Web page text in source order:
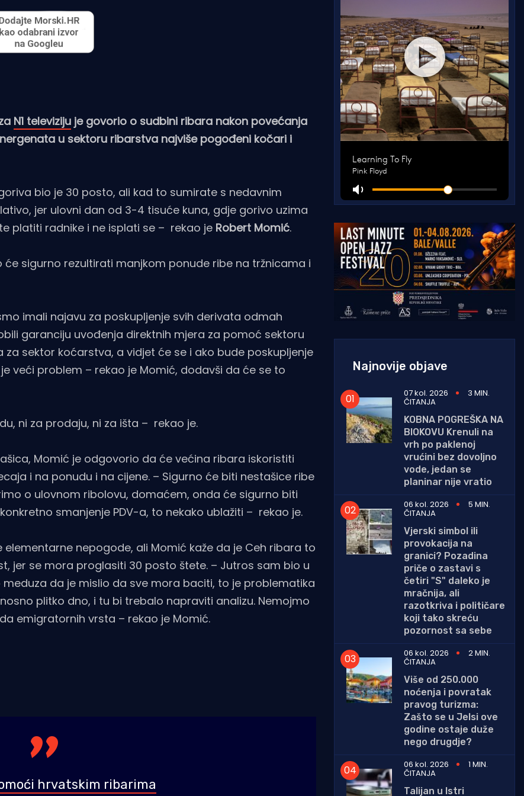
N1 televiziju je govorio o sudbini ribara nakon povećanja
u sektoru ribarstva najviše pogođeni kočari i
bio je 30 posto, ali kad to sumirate s nedavnim
jer ulovni dan od 3-4 tisuće kuna, gdje gorivo uzima
platiti radnike i ne isplati se – rekao je Robert Momić.
sigurno rezultirati manjkom ponude ribe na tržnicama i
imali najavu za poskupljenje svih derivata odmah
garanciju uvođenja direktnih mjera za pomoć sektoru
sektor koćarstva, a vidjet će se i ako bude poskupljenje
veći problem – rekao je Momić, dodavši da će se to
ni za prodaju, ni za išta – rekao je.
Momić je odgovorio da će većina ribara iskoristiti
i na ponudu i na cijene. – Sigurno će biti nestašice ribe
o ulovnom ribolovu, domaćem, onda će sigurno biti
smanjenje PDV-a, to nekako ublažiti – rekao je.
nepogode, ali Momić kaže da je Ceh ribara to
jer se mora proglasiti 30 posto štete. – Jutros sam bio u
da je mislio da sve mora baciti, to je problematika
plitko dno, i tu bi trebalo napraviti analizu. Nemojmo
emigratornih vrsta – rekao je Momić.
hrvatskim ribarima
Najnovije objave
07 kol. 2026 3 MIN.
ČITANJA
KOBNA POGREŠKA NA
BIOKOVU Krenuli na
vrh po paklenoj
vrućini bez dovoljno
vode, jedan se
planinar nije vratio
06 kol. 2026
5 MIN.
ČITANJA
Vjerski simbol ili
provokacija na
granici? Pozadina
priče o zastavi s
četiri "S" daleko je
mračnija, ali
razotkriva i političare
koji tako skreću
pozornost sa sebe
06 kol. 2026
2 MIN.
ČITANJA
Više od 250.000
noćenja i povratak
pravog turizma:
Zašto se u Jelsi ove
godine ostaje duže
nego drugdje?
06 kol. 2026
1 MIN.
ČITANJA
Talijan u Istri